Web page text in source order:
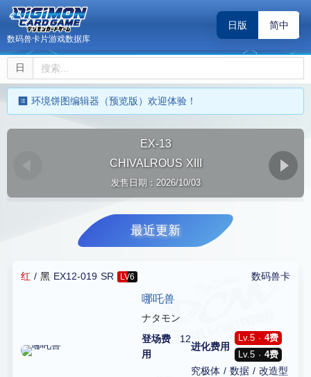
数码兽卡片游戏数据库
日版 简中
日
环境饼图编辑器（预览版）欢迎体验！
EX-13
CHIVALROUS XIII
发售日期：2026/10/03
最近更新
红 / 黑 EX12-019 SR LV6 数码兽卡
哪吒兽
ナタモン
登场费
用
12
进化费用
Lv.5 ·4费
Lv.5 ·4费
究极体 / 数据 / 改造型